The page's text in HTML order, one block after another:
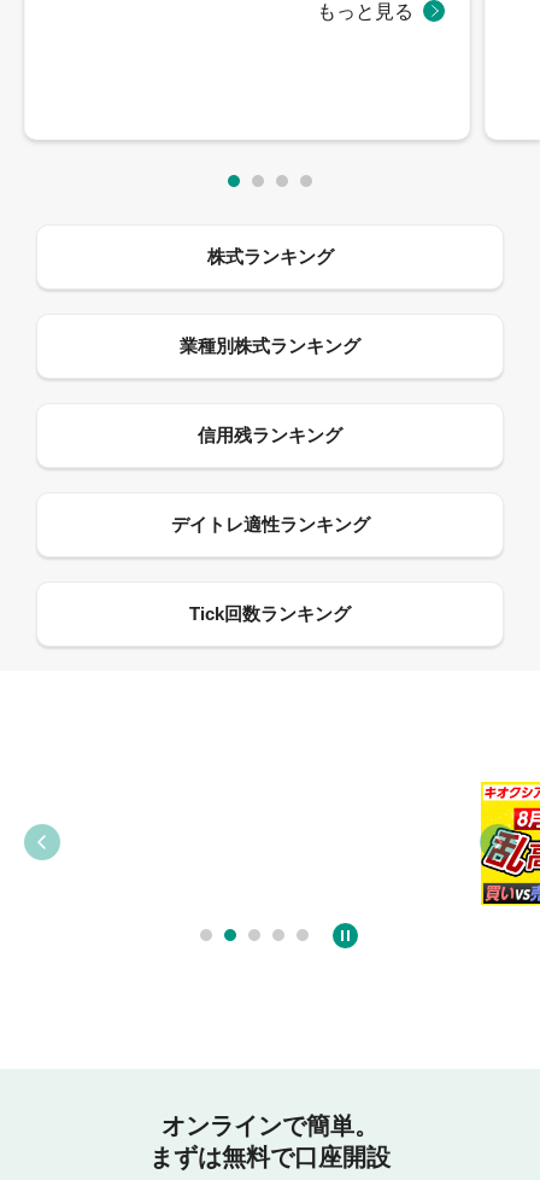
オンラインで簡単。
まずは無料で口座開設